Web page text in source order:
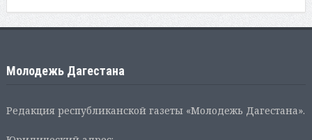
Молодежь Дагестана
Редакция республиканской газеты «Молодежь Дагестана».